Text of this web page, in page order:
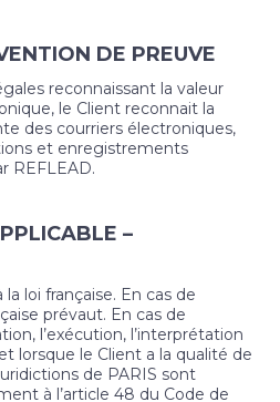
DE PREUVE
reconnaissant la valeur
le Client reconnait la
des courriers électroniques,
et enregistrements
REFLEAD.
–
loi française. En cas de
prévaut. En cas de
l’exécution, l’interprétation
lorsque le Client a la qualité de
de PARIS sont
à l’article 48 du Code de